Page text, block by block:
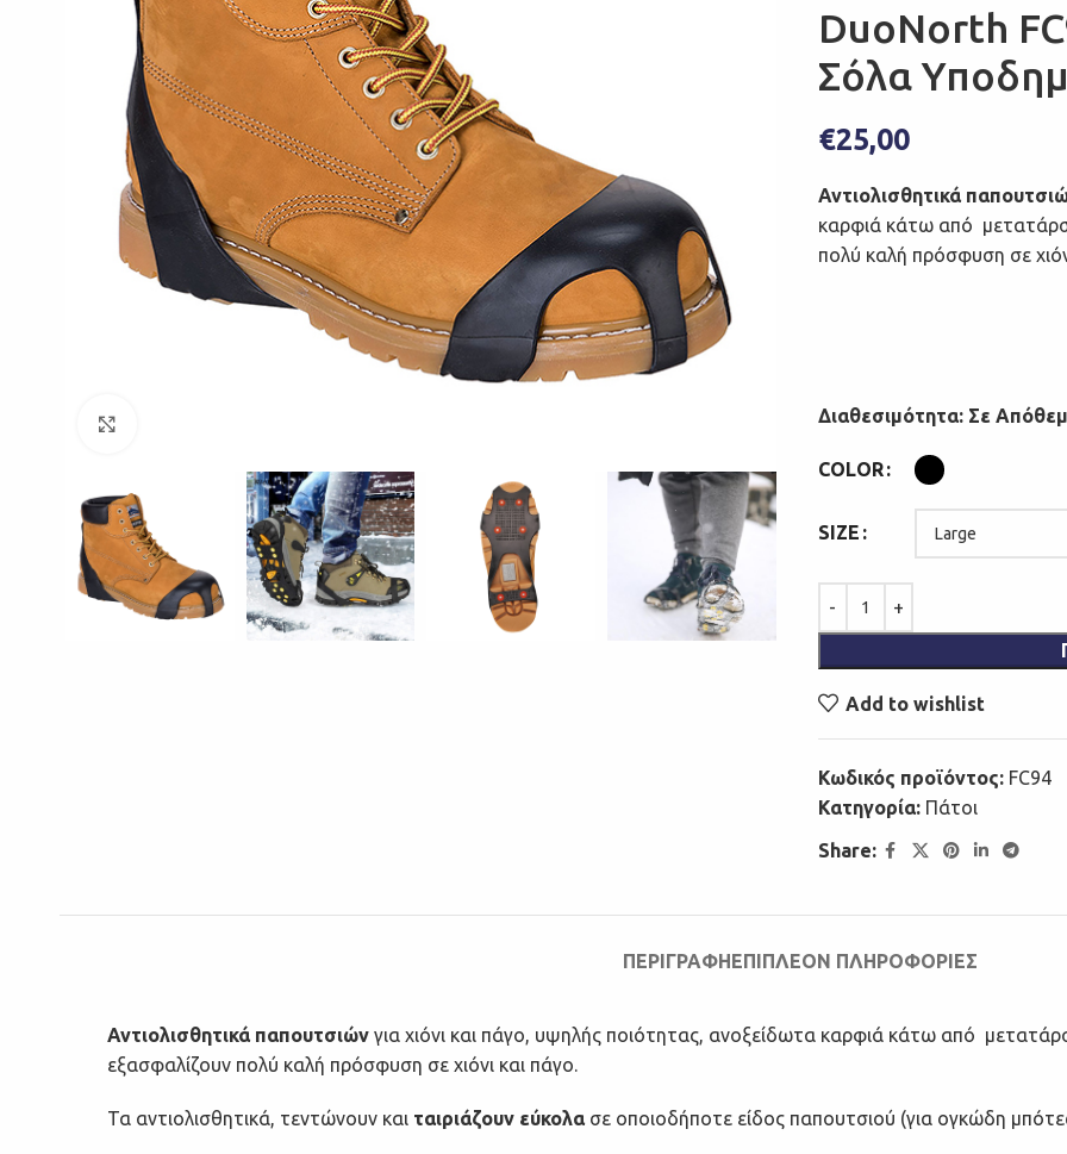
DuoNorth
Σόλα
€25,00
Αντιολισθητικά
καρφιά κάτω από
πολύ καλή πρόσφυση σε
Διαθεσιμότητα: Σε
COLOR
SIZE
Add to wishlist
Κωδικός προϊόντος: FC94
Κατηγορία: Πάτοι
Share:
ΠΕΡΙΓΡΑΦΉΕΠΙΠΛΈΟΝ ΠΛΗΡΟΦΟΡΊΕΣ
Αντιολισθητικά παπουτσιών για χιόνι και πάγο, υψηλής ποιότητας, ανοξείδωτα καρφιά κάτω από
εξασφαλίζουν πολύ καλή πρόσφυση σε χιόνι και πάγο.
Τα αντιολισθητικά, τεντώνουν και ταιριάζουν εύκολασε οποιοδήποτε είδος παπουτσιού (για ογκώδη